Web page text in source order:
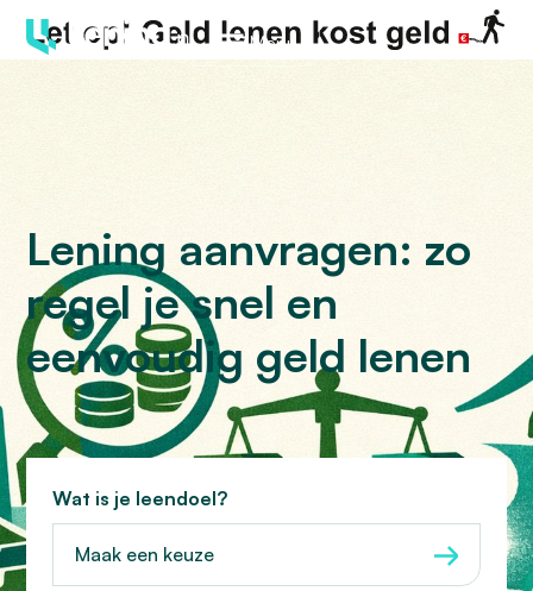
Menu
Lening aanvragen: zo
regel je snel en
eenvoudig geld lenen
Wat is je leendoel?
Maak een keuze